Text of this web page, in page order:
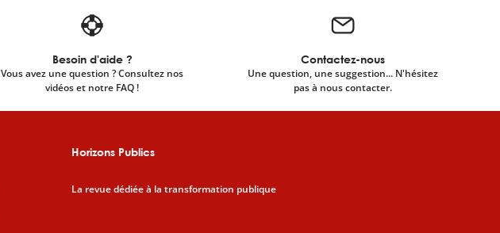
Besoin d'aide ?
Vous avez une question ? Consultez nos
vidéos et notre FAQ !
Contactez-nous
Une question, une suggestion... N'hésitez
pas à nous contacter.
Horizons Publics
La revue dédiée à la transformation publique